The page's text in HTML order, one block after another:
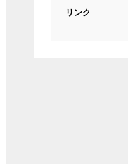
リンク